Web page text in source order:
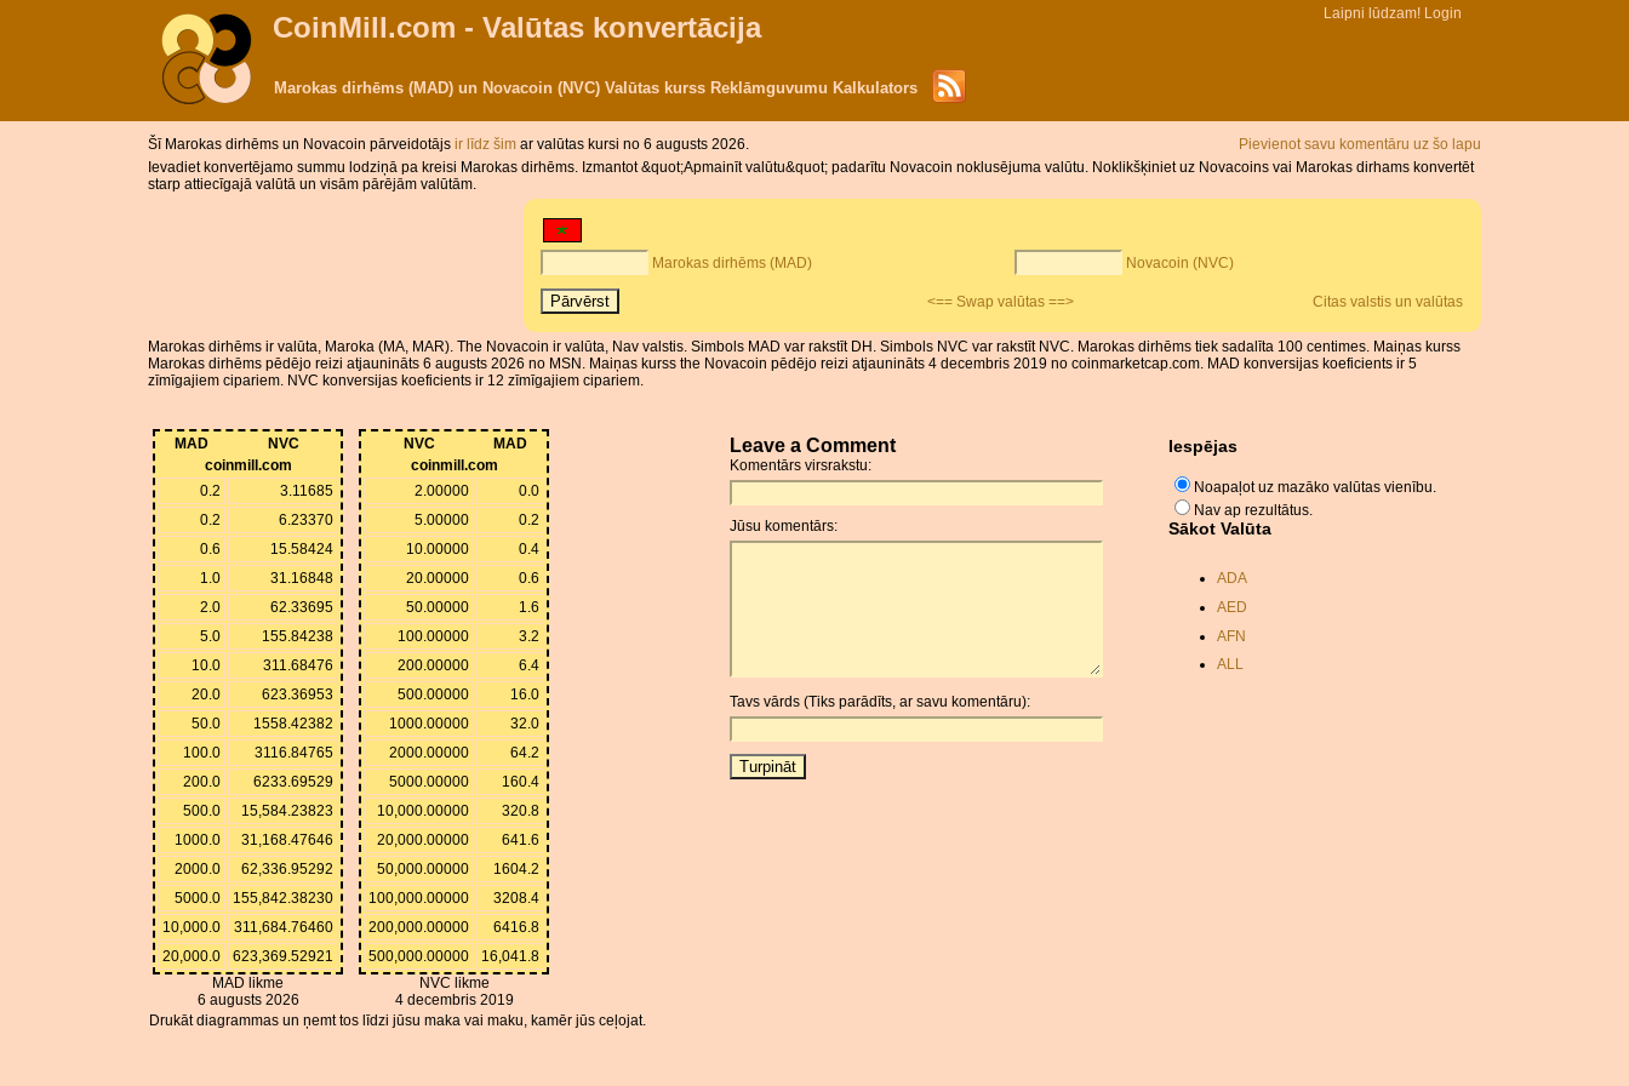
CoinMill.com - Valūtas konvertācija Laipni lūdzam! Login
Marokas dirhēms (MAD) un Novacoin (NVC) Valūtas kurss Reklāmguvumu Kalkulators
Pievienot savu komentāru uz šo lapu
Šī Marokas dirhēms un Novacoin pārveidotājs ir līdz šim ar valūtas kursi no 6 augusts 2026.
Ievadiet konvertējamo summu lodziņā pa kreisi Marokas dirhēms. Izmantot &quot;Apmainīt valūtu&quot; padarītu Novacoin noklusējuma valūtu. Noklikšķiniet uz Novacoins vai Marokas dirhams konvertēt
starp attiecīgajā valūtā un visām pārējām valūtām.
Marokas dirhēms (MAD) Novacoin (NVC)
<== Swap valūtas ==> Citas valstis un valūtas
Marokas dirhēms ir valūta, Maroka (MA, MAR). The Novacoin ir valūta, Nav valstis. Simbols MAD var rakstīt DH. Simbols NVC var rakstīt NVC. Marokas dirhēms tiek sadalīta 100 centimes. Maiņas kurss
Marokas dirhēms pēdējo reizi atjaunināts 6 augusts 2026 no MSN. Maiņas kurss the Novacoin pēdējo reizi atjaunināts 4 decembris 2019 no coinmarketcap.com. MAD konversijas koeficients ir 5
zīmīgajiem cipariem. NVC konversijas koeficients ir 12 zīmīgajiem cipariem.
MAD
NVC
coinmill.com
0.2
3.11685
0.2
6.23370
0.6
15.58424
1.0
31.16848
2.0
62.33695
5.0
155.84238
10.0
311.68476
20.0
623.36953
50.0
1558.42382
100.0
3116.84765
200.0
6233.69529
500.0
15,584.23823
1000.0
31,168.47646
2000.0
62,336.95292
5000.0
155,842.38230
10,000.0
311,684.76460
20,000.0
623,369.52921
MAD likme
6 augusts 2026
NVC
MAD
coinmill.com
2.00000
0.0
5.00000
0.2
10.00000
0.4
20.00000
0.6
50.00000
1.6
100.00000
3.2
200.00000
6.4
500.00000
16.0
1000.00000
32.0
2000.00000
64.2
5000.00000
160.4
10,000.00000
320.8
20,000.00000
641.6
50,000.00000
1604.2
100,000.00000
3208.4
200,000.00000
6416.8
500,000.00000
16,041.8
NVC likme
4 decembris 2019
Drukāt diagrammas un ņemt tos līdzi jūsu maka vai maku, kamēr jūs ceļojat.
Leave a Comment
Komentārs virsrakstu:
Jūsu komentārs:
Tavs vārds (Tiks parādīts, ar savu komentāru):
Iespējas
Noapaļot uz mazāko valūtas vienību.
Nav ap rezultātus.
Sākot Valūta
ADA
AED
AFN
ALL